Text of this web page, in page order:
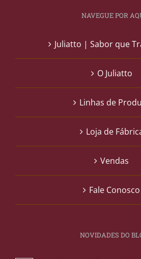
NAVEGUE POR
Juliatto | Sabor que
O Juliatto
Linhas de
Loja de
Vendas
Fale Conosco
NOVIDADES DO